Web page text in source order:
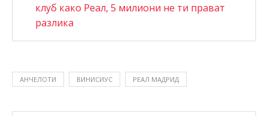
клуб како Реал, 5 милиони не ти прават
разлика
АНЧЕЛОТИ ВИНИСИУС РЕАЛ МАДРИД